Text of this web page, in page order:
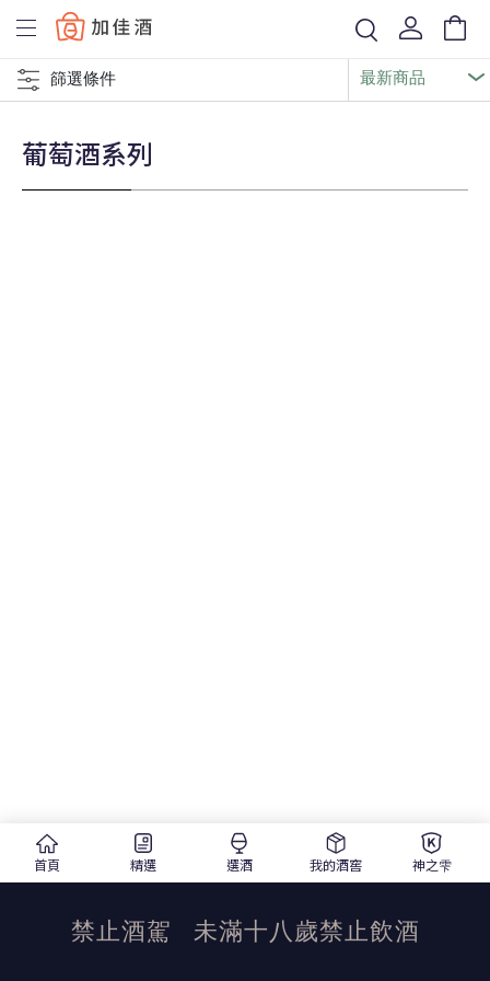
Baccus
篩選條件
葡萄酒系列
首頁 精選 選酒 我的酒窖 神之雫
禁止酒駕 未滿十八歲禁止飲酒